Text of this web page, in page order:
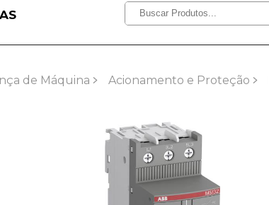
de Máquina Acionamento e Proteção